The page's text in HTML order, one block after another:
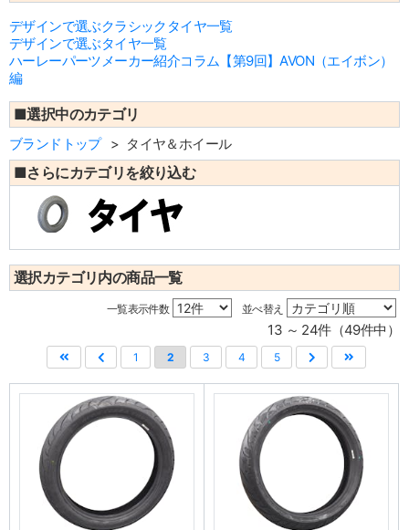
デザインで選ぶクラシックタイヤ一覧
デザインで選ぶタイヤ一覧
ハーレーパーツメーカー紹介コラム【第9回】AVON（エイボン）
編
■選択中のカテゴリ
ブランドトップ タイヤ＆ホイール
■さらにカテゴリを絞り込む
選択カテゴリ内の商品一覧
一覧表示件数 並べ替え
13 ～ 24件（49件中）
1 2 3 4 5